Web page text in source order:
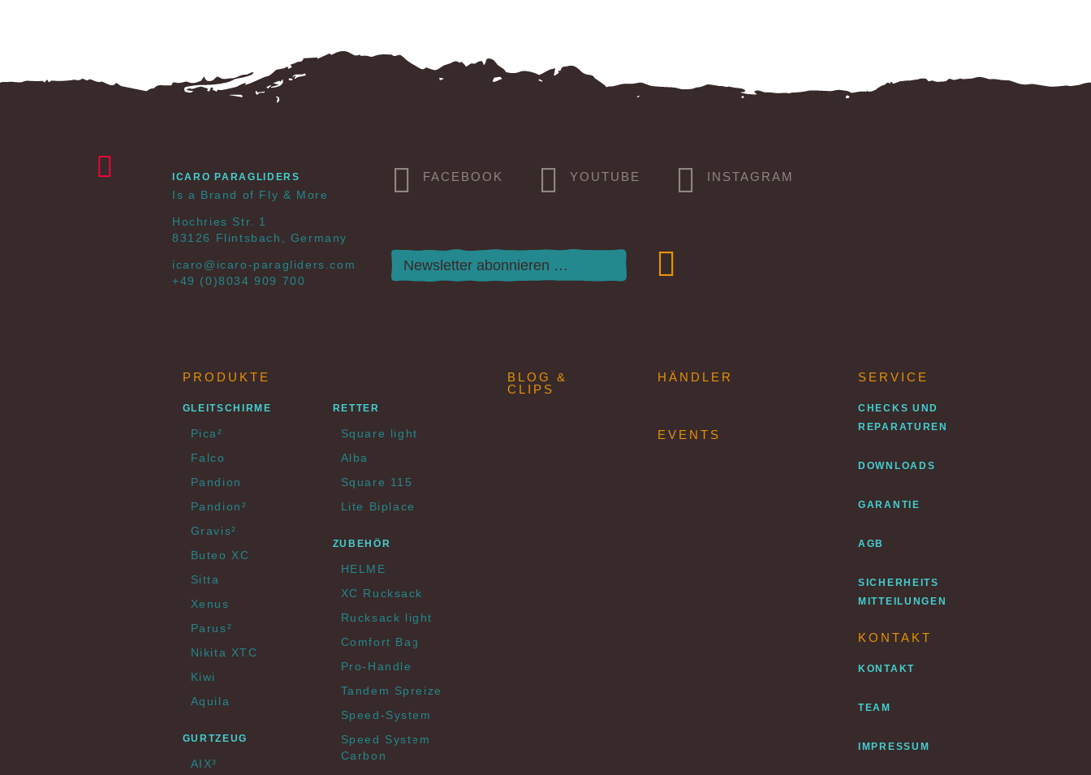
ICARO PARAGLIDERS
Is a Brand of Fly & More
Hochries Str. 1
83126 Flintsbach, Germany
icaro@icaro-paragliders.com
+49 (0)8034 909 700
FACEBOOK YOUTUBE INSTAGRAM
PRODUKTE
GLEITSCHIRME
Pica²
Falco
Pandion
Pandion²
Gravis²
Buteo XC
Sitta
Xenus
Parus²
Nikita XTC
Kiwi
Aquila
GURTZEUG
AIX³
RETTER
Square light
Alba
Square 115
Lite Biplace
ZUBEHÖR
HELME
XC Rucksack
Rucksack light
Comfort Bag
Pro-Handle
Tandem Spreize
Speed-System
Speed System
Carbon
BLOG &
CLIPS
HÄNDLER
EVENTS
SERVICE
CHECKS UND
REPARATUREN
DOWNLOADS
GARANTIE
AGB
SICHERHEITS
MITTEILUNGEN
KONTAKT
KONTAKT
TEAM
IMPRESSUM